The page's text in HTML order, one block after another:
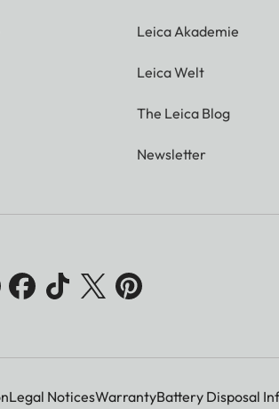
Leica Akademie
Leica Welt
The Leica Blog
Newsletter
Legal NoticesWarrantyBattery Disposal